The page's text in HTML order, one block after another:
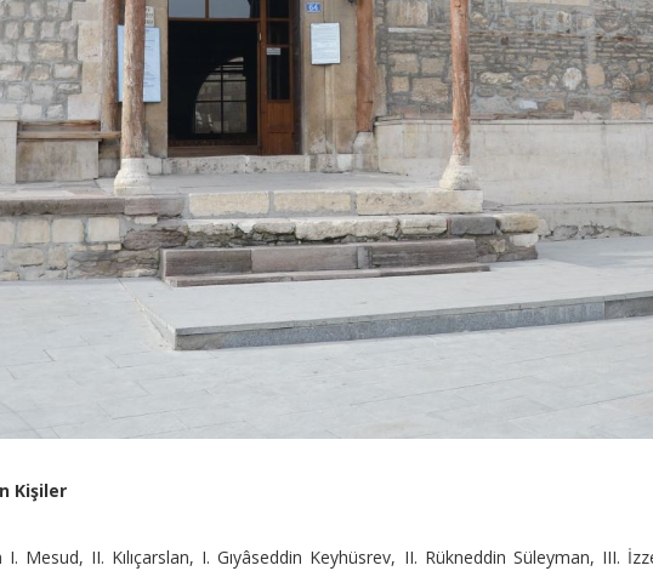
Kişiler
Mesud, II. Kılıçarslan, I. Gıyâseddin Keyhüsrev, II. Rükneddin Süleyman, III.